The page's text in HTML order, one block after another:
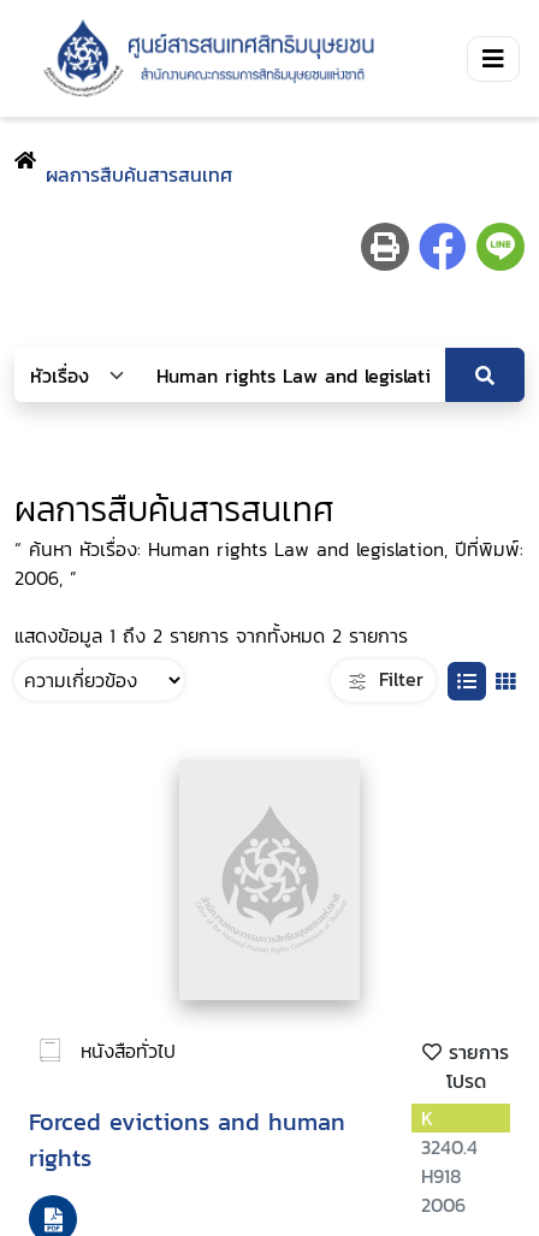
ผลการสืบค้นสารสนเทศ
ผลการสืบค้นสารสนเทศ
“ ค้นหา หัวเรื่อง: Human rights Law and legislation, ปีที่พิมพ์:
2006, ”
แสดงข้อมูล 1 ถึง 2 รายการ จากทั้งหมด 2 รายการ
Filter
หนังสือทั่วไป
รายการ
โปรด
Forced evictions and human
rights
K
3240.4
H918
2006